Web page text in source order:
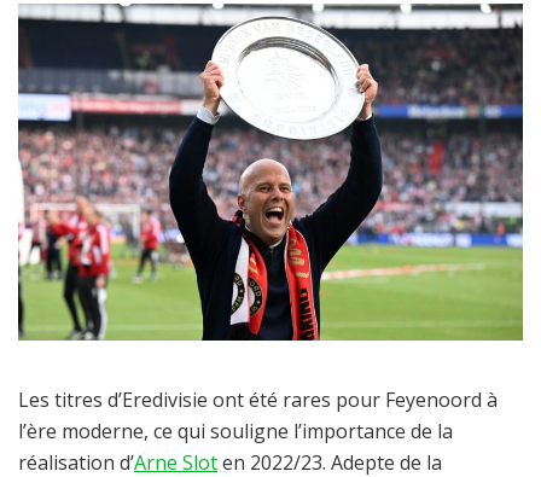
Les titres d’Eredivisie ont été rares pour Feyenoord à
l’ère moderne, ce qui souligne l’importance de la
réalisation d’Arne Sloten 2022/23. Adepte de la